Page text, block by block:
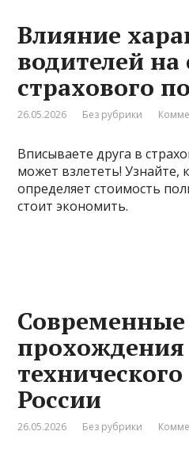
Влияние
водителей на
страхового
26.05.2026 Без рубрики
Вписываете друга в
может взлететь! Узнайте,
определяет стоимость
стоит экономить.
прохождения
России
26.05.2026 Без рубрики